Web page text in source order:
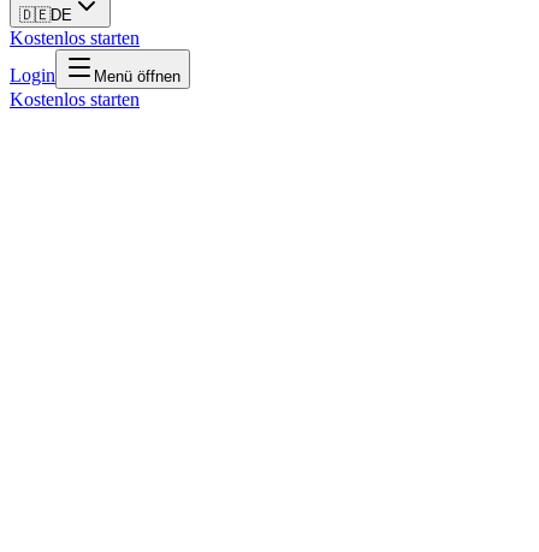
🇩🇪DE
Kostenlos starten
Login
Menü öffnen
Kostenlos starten